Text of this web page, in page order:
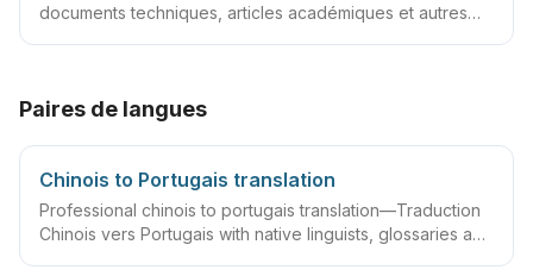
documents techniques, articles académiques et autres
Paires de langues
Chinois to Portugais translation
Professional chinois to portugais translation—Traduction
Chinois vers Portugais with native linguists, glossaries and